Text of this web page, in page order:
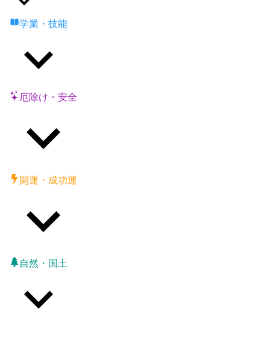
学業・技能
厄除け・安全
開運・成功運
自然・国土